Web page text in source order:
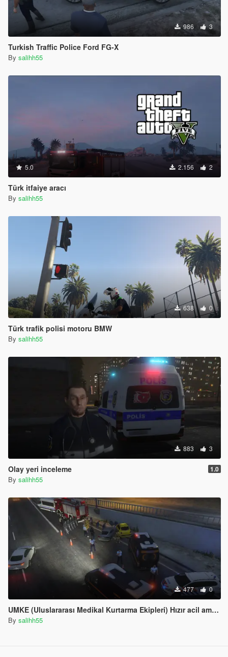
986 3
Turkish Traffic Police Ford FG-X
By salihh55
5.0 2.156 2
Türk itfaiye aracı
By salihh55
638 0
Türk trafik polisi motoru BMW
By salihh55
883 3
Olay yeri inceleme 1.0
By salihh55
477 0
UMKE (Uluslararası Medikal Kurtarma Ekipleri) Hızır acil ambulans
By salihh55